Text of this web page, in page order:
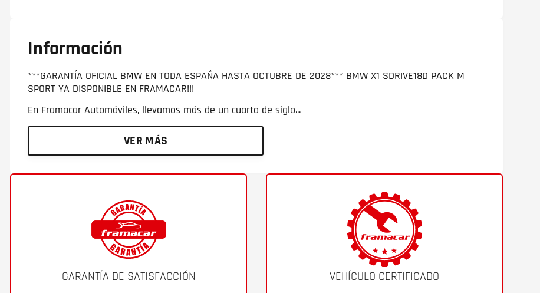
Información
***GARANTÍA OFICIAL BMW EN TODA ESPAÑA HASTA OCTUBRE DE 2028*** BMW X1 SDRIVE18D PACK M
SPORT YA DISPONIBLE EN FRAMACAR!!!
En Framacar Automóviles, llevamos más de un cuarto de siglo...
VER MÁS
GARANTÍA DE SATISFACCIÓN VEHÍCULO CERTIFICADO